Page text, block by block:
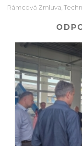
Rámcová Zmluva